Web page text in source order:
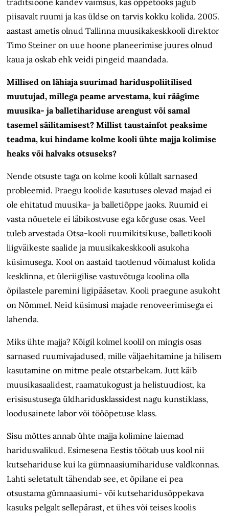
traditsioone kandev vaimsus, kas õppetööks jagub
piisavalt ruumi ja kas üldse on tarvis kokku kolida. 2005.
aastast ametis olnud Tallinna muusikakeskkooli direktor
Timo Steiner on uue hoone planeerimise juures olnud
kaua ja oskab ehk veidi pingeid maandada.
Millised on lähiaja suurimad hariduspoliitilised
muutujad, millega peame arvestama, kui räägime
muusika- ja balletihariduse arengust või samal
tasemel säilitamisest? Millist taustainfot peaksime
teadma, kui hindame kolme kooli ühte majja kolimise
heaks või halvaks otsuseks?
Nende otsuste taga on kolme kooli küllalt sarnased
probleemid. Praegu koolide kasutuses olevad majad ei
ole ehitatud muusika- ja balletiõppe jaoks. Ruumid ei
vasta nõuetele ei läbikostvuse ega kõrguse osas. Veel
tuleb arvestada Otsa-kooli ruumikitsikuse, balletikooli
liigväikeste saalide ja muusikakeskkooli asukoha
küsimusega. Kool on aastaid taotlenud võimalust kolida
kesklinna, et üleriigilise vastuvõtuga koolina olla
õpilastele paremini ligipääsetav. Kooli praegune asukoht
on Nõmmel. Neid küsimusi majade renoveerimisega ei
lahenda.
Miks ühte majja? Kõigil kolmel koolil on mingis osas
sarnased ruumivajadused, mille väljaehitamine ja hilisem
kasutamine on mitme peale otstarbekam. Jutt käib
muusikasaalidest, raamatu­kogust ja helistuudiost, ka
erisisustusega üldharidusklassidest nagu kunstiklass,
loodusainete labor või tööõpetuse klass.
Sisu mõttes annab ühte majja kolimine laiemad
haridusvalikud. Esimesena Eestis töötab uus kool nii
kutsehariduse kui ka gümnaasiumihariduse valdkonnas.
Lahti seletatult tähendab see, et õpilane ei pea
otsustama gümnaasiumi- või kutseharidusõppekava
kasuks pelgalt sellepärast, et ühes või teises koolis